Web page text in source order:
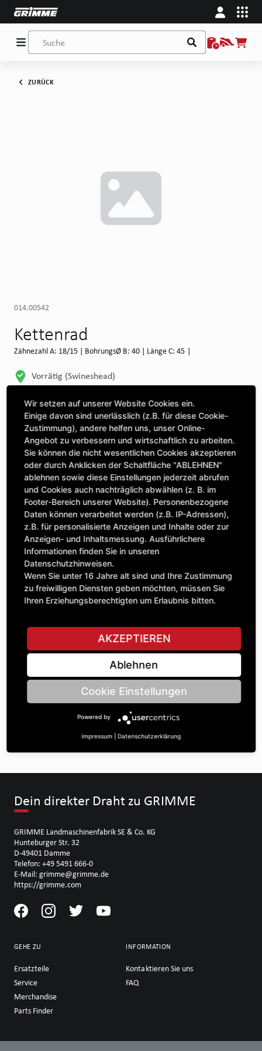
ZURÜCK
014.00542
Kettenrad
Zähnezahl A: 18/15 | BohrungsØ B: 40 | Länge C: 45 |
Vorrätig (Swineshead)
Maschine auswählen, um Kompatibilität zu sehen
MASCHINE AUSWÄHLEN
CLICK & COLLECT
Bestellungen bei Deinem bevorzugten Standort abholen
186,61 £
exkl. MwSt.
Anzahl
IN DEN WARENKORB
KETTENRÄdeR ZWEIFACH UNGLEICH 1“ | Zähnezahl A: 18/15
| BohrungsØ B: 40 | Länge C: 45 |
Dein direkter Draht zu GRIMME
GRIMME Landmaschinenfabrik SE & Co. KG
Hunteburger Str. 32
D-49401 Damme
Telefon: +49 5491 666-0
E-Mail: grimme@grimme.de
https://grimme.com
GEHE ZU
Ersatzteile
Service
Merchandise
Parts Finder
INFORMATION
Kontaktieren Sie uns
FAQ
Wir setzen auf unserer Website Cookies ein.
Einige davon sind unerlässlich (z.B. für diese Cookie-
Zustimmung), andere helfen uns, unser Online-
Angebot zu verbessern und wirtschaftlich zu arbeiten.
Sie können die nicht wesentlichen Cookies akzeptieren
oder durch Anklicken der Schaltfläche "ABLEHNEN"
ablehnen sowie diese Einstellungen jederzeit abrufen
und Cookies auch nachträglich abwählen (z. B. im
Footer-Bereich unserer Website). Personenbezogene
Daten können verarbeitet werden (z.B. IP-Adressen),
z.B. für personalisierte Anzeigen und Inhalte oder zur
Anzeigen- und Inhaltsmessung. Ausführlichere
Informationen finden Sie in unseren
Datenschutzhinweisen.
Wenn Sie unter 16 Jahre alt sind und Ihre Zustimmung
zu freiwilligen Diensten geben möchten, müssen Sie
Ihren Erziehungsberechtigten um Erlaubnis bitten.
AKZEPTIEREN
Ablehnen
Cookie Einstellungen
Powered by
Impressum Datenschutzerklärung